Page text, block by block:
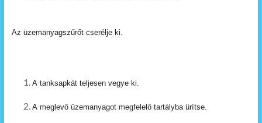
Az üzemanyagszűrőt cserélje ki.
A tanksapkát teljesen vegye ki.
A meglevő üzemanyagot megfelelő tartályba ürítse.